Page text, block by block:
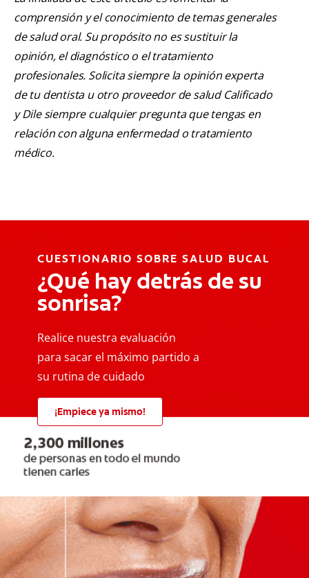
comprensión y el conocimiento de temas generales
de salud oral. Su propósito no es sustituir la
opinión, el diagnóstico o el tratamiento
profesionales. Solicita siempre la opinión experta
de tu dentista u otro proveedor de salud Calificado
y Dile siempre cualquier pregunta que tengas en
relación con alguna enfermedad o tratamiento
médico.
CUESTIONARIO SOBRE SALUD BUCAL
¿Qué hay detrás de su
sonrisa?
Realice nuestra evaluación
para sacar el máximo partido a
su rutina de cuidado
¡Empiece ya mismo!